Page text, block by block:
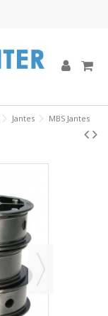
Jantes
MBS Jantes